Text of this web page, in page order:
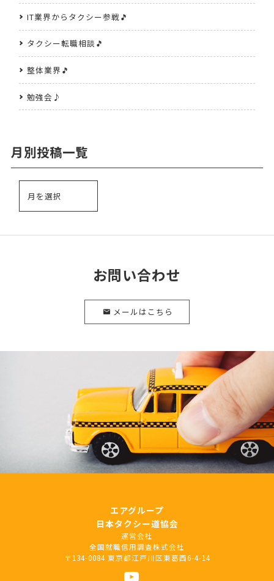
IT業界からタクシー参戦🎵
タクシー転職相談🎵
整体業界🎵
勉強会♪
月別投稿一覧
お問い合わせ
メールはこちら
エアグループ
日本タクシー道協会
運営会社
全国就職信用調査株式会社
〒134-0084 東京都江戸川区東葛西6-4-14